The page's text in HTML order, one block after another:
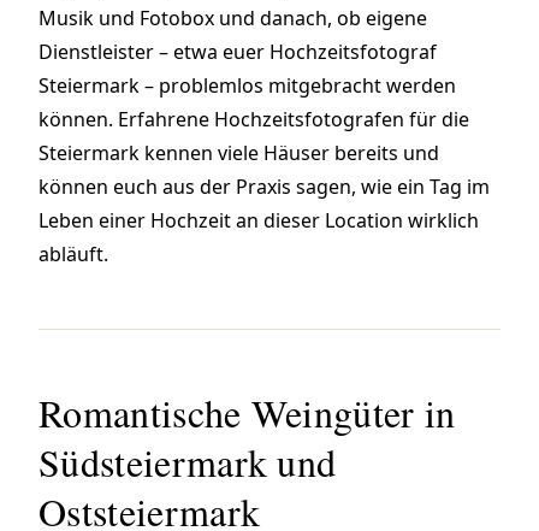
Musik und Fotobox und danach, ob eigene
Dienstleister – etwa euer Hochzeitsfotograf
Steiermark – problemlos mitgebracht werden
können. Erfahrene Hochzeitsfotografen für die
Steiermark kennen viele Häuser bereits und
können euch aus der Praxis sagen, wie ein Tag im
Leben einer Hochzeit an dieser Location wirklich
abläuft.
Romantische Weingüter in
Südsteiermark und
Oststeiermark